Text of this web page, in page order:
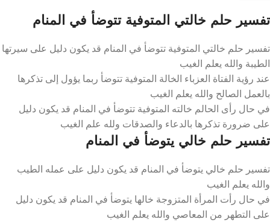
تفسير حلم خالتي المتوفية تتوضأ في المنام
تفسير حلم خالتي المتوفية تتوضأ في المنام قد يكون دليل على سيرتها
الطيبة والله يعلم الغيب
عند رؤية الفتاة العزباء الخالة المتوفية تتوضأ ربما يؤول إلى تذكرها
بالعمل الصالح والله يعلم الغيب
في حال رأى الحالم خالته المتوفية تتوضأ في المنام قد يكون دليل
على ضرورة تذكرها بالدعاء والصدقات ولله علم الغيب
تفسير حلم خالي يتوضأ في المنام
تفسير حلم خالي يتوضأ في المنام قد يكون دليل على عمله الطيب
والله يعلم الغيب
في حال رأت المرأة المتزوجة خالها يتوضأ في المنام قد يكون دليل
على التطهر من المعاصي والله يعلم الغيب